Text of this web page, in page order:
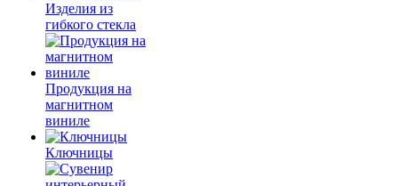
Изделия из
гибкого стекла
Продукция на
магнитном
виниле
Ключницы